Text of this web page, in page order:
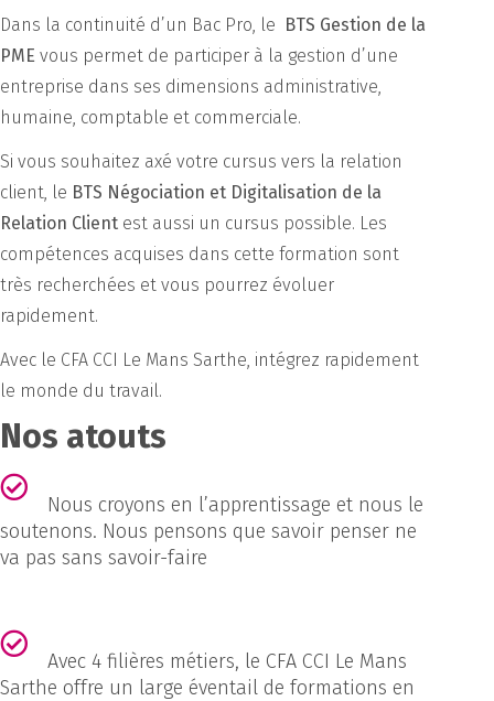
Dans la continuité d’un Bac Pro, le BTS Gestion de la
PME vous permet de participer à la gestion d’une
entreprise dans ses dimensions administrative,
humaine, comptable et commerciale.
Si vous souhaitez axé votre cursus vers la relation
client, le BTS Négociation et Digitalisation de la
Relation Client est aussi un cursus possible. Les
compétences acquises dans cette formation sont
très recherchées et vous pourrez évoluer
rapidement.
Avec le CFA CCI Le Mans Sarthe, intégrez rapidement
le monde du travail.
Nos atouts
Nous croyons en l’apprentissage et nous le
soutenons. Nous pensons que savoir penser ne
va pas sans savoir-faire
Avec 4 filières métiers, le CFA CCI Le Mans
Sarthe offre un large éventail de formations en